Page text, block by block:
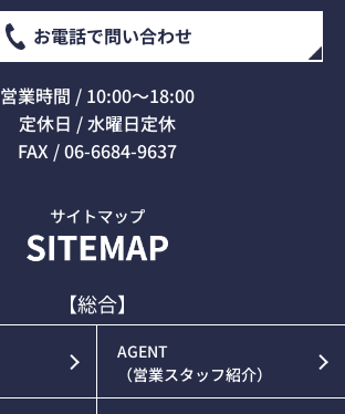
お電話で問い合わせ
営業時間 / 10:00～18:00
定休日 / 水曜日定休
FAX / 06-6684-9637
【総合】
AGENT
（営業スタッフ紹介）